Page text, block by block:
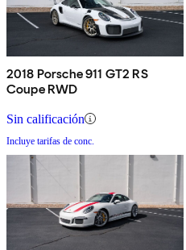
2018 Porsche 911 GT2 RS
Coupe RWD
Sin calificación
Incluye tarifas de conc.